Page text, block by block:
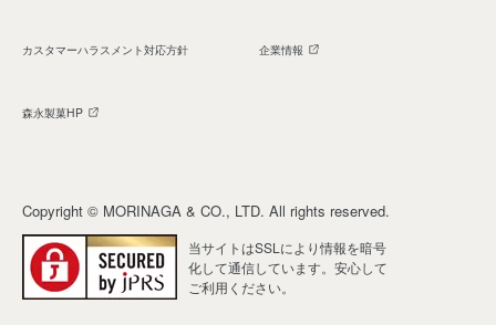
カスタマーハラスメント対応方針 企業情報
森永製菓HP
Copyright © MORINAGA & CO., LTD. All rights reserved.
当サイトはSSLにより情報を暗号
化して通信しています。安心して
ご利用ください。